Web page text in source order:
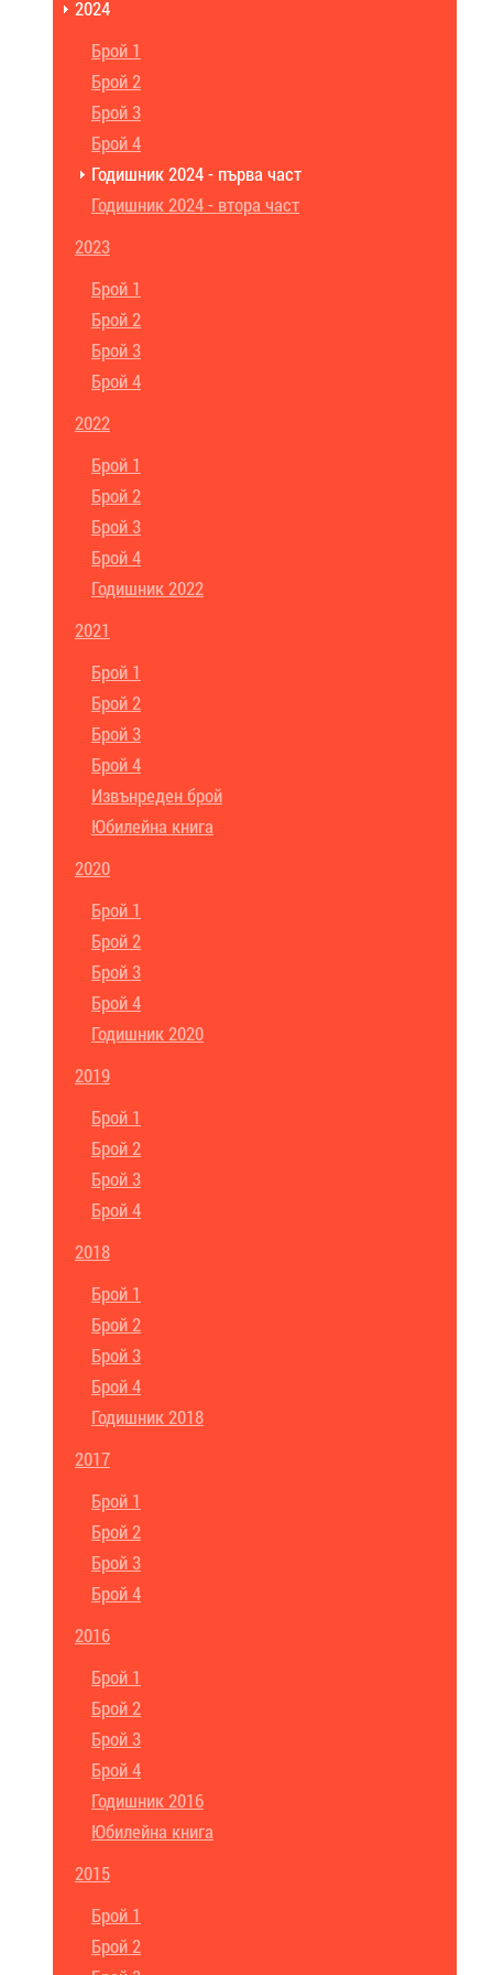
2024
Брой 1
Брой 2
Брой 3
Брой 4
Годишник 2024 - първа част
Годишник 2024 - втора част
2023
Брой 1
Брой 2
Брой 3
Брой 4
2022
Брой 1
Брой 2
Брой 3
Брой 4
Годишник 2022
2021
Брой 1
Брой 2
Брой 3
Брой 4
Извънреден брой
Юбилейна книга
2020
Брой 1
Брой 2
Брой 3
Брой 4
Годишник 2020
2019
Брой 1
Брой 2
Брой 3
Брой 4
2018
Брой 1
Брой 2
Брой 3
Брой 4
Годишник 2018
2017
Брой 1
Брой 2
Брой 3
Брой 4
2016
Брой 1
Брой 2
Брой 3
Брой 4
Годишник 2016
Юбилейна книга
2015
Брой 1
Брой 2